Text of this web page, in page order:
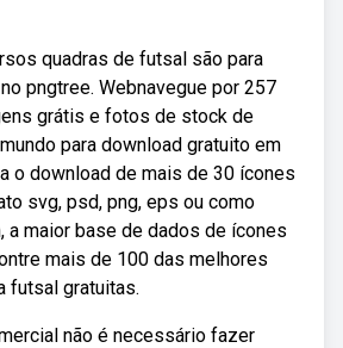
quadras de futsal são para
pngtree. Webnavegue por 257
grátis e fotos de stock de
para download gratuito em
o download de mais de 30 ícones
svg, psd, png, eps ou como
a maior base de dados de ícones
mais de 100 das melhores
futsal gratuitas.
não é necessário fazer